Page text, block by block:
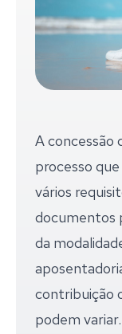
A concessão
processo
vários
documentos
da
contribuição
podem variar.